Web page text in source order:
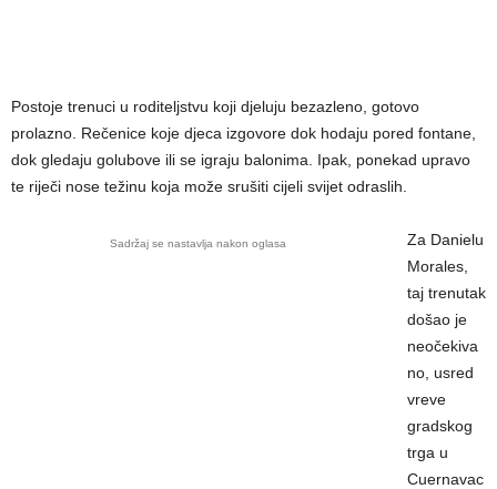
Postoje trenuci u roditeljstvu koji djeluju bezazleno, gotovo
prolazno. Rečenice koje djeca izgovore dok hodaju pored fontane,
dok gledaju golubove ili se igraju balonima. Ipak, ponekad upravo
te riječi nose težinu koja može srušiti cijeli svijet odraslih.
Sadržaj se nastavlja nakon oglasa
Za Danielu
Morales,
taj trenutak
došao je
neočekiva
no, usred
vreve
gradskog
trga u
Cuernavac